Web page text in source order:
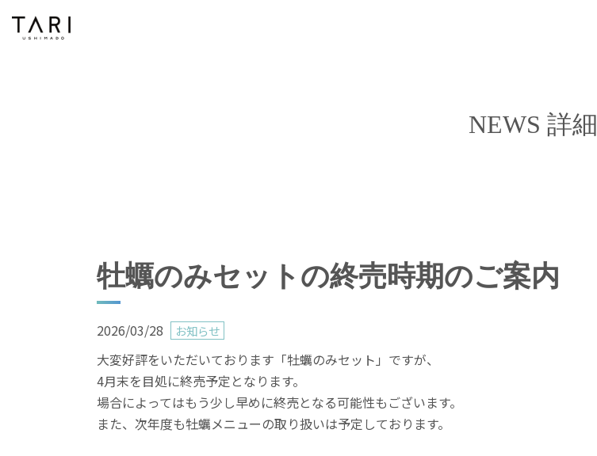
お問い合わせ
NEWS 詳細
牡蠣のみセットの終売時期のご案内
2026/03/28 お知らせ
大変好評をいただいております「牡蠣のみセット」ですが、
4月末を目処に終売予定となります。
場合によってはもう少し早めに終売となる可能性もございます。
また、次年度も牡蠣メニューの取り扱いは予定しております。